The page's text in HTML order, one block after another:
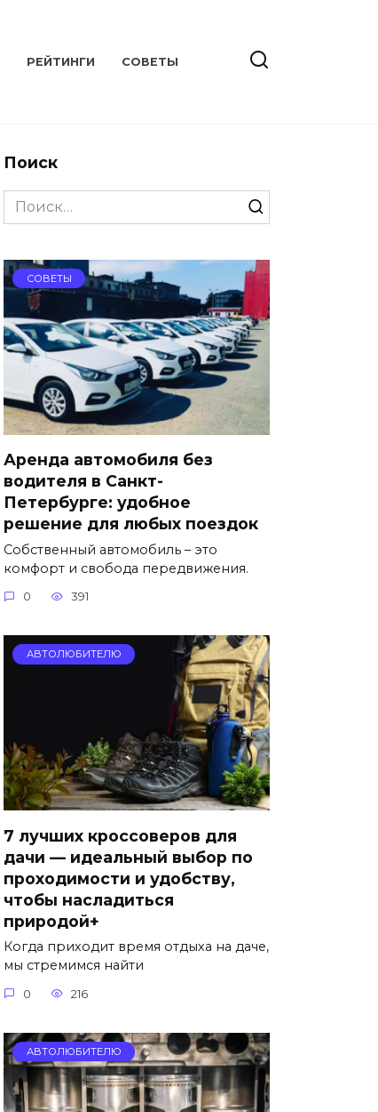
РЕЙТИНГИ СОВЕТЫ
Поиск
Search
for:
СОВЕТЫ
Аренда автомобиля без
водителя в Санкт-
Петербурге: удобное
решение для любых поездок
Собственный автомобиль – это
комфорт и свобода передвижения.
0 391
АВТОЛЮБИТЕЛЮ
7 лучших кроссоверов для
дачи — идеальный выбор по
проходимости и удобству,
чтобы насладиться
природой+
Когда приходит время отдыха на даче,
мы стремимся найти
0 216
АВТОЛЮБИТЕЛЮ